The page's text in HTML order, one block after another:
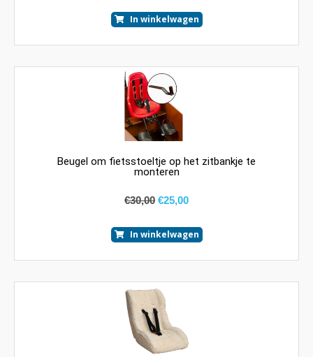
In winkelwagen
Beugel om fietsstoeltje op het zitbankje te
monteren
€30,00 €25,00
In winkelwagen